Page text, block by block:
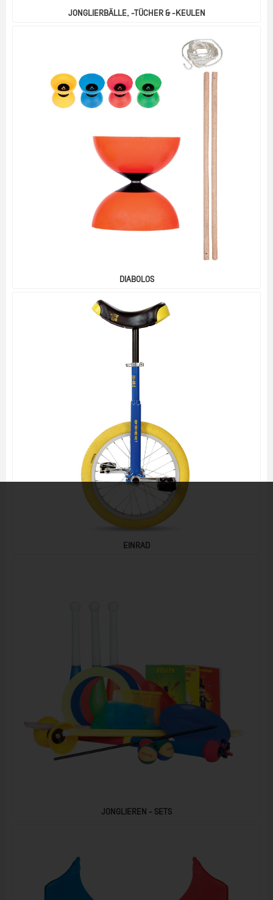
JONGLIERBÄLLE, -TÜCHER & -KEULEN
DIABOLOS
EINRAD
JONGLIEREN - SETS